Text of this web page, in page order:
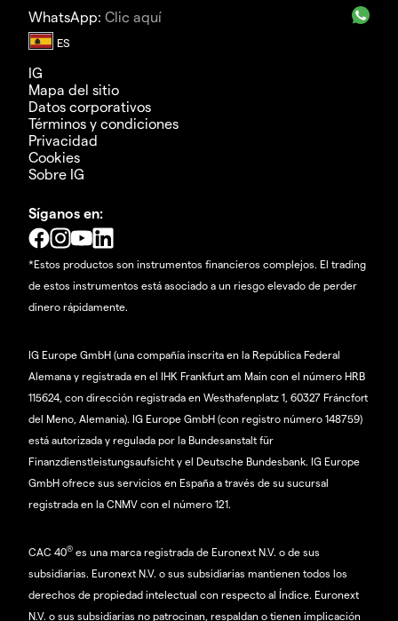
WhatsApp: Clic aquí
IG
Mapa del sitio
Datos corporativos
Términos y condiciones
Privacidad
Cookies
Sobre IG
Síganos en:
*Estos productos son instrumentos financieros complejos. El trading
de estos instrumentos está asociado a un riesgo elevado de perder
dinero rápidamente.
IG Europe GmbH (una compañía inscrita en la República Federal
Alemana y registrada en el IHK Frankfurt am Main con el número HRB
115624, con dirección registrada en Westhafenplatz 1, 60327 Fráncfort
del Meno, Alemania). IG Europe GmbH (con registro número 148759)
está autorizada y regulada por la Bundesanstalt für
Finanzdienstleistungsaufsicht y el Deutsche Bundesbank. IG Europe
GmbH ofrece sus servicios en España a través de su sucursal
registrada en la CNMV con el número 121.
CAC 40® es una marca registrada de Euronext N.V. o de sus
subsidiarias. Euronext N.V. o sus subsidiarias mantienen todos los
derechos de propiedad intelectual con respecto al Índice. Euronext
N.V. o sus subsidiarias no patrocinan, respaldan o tienen implicación